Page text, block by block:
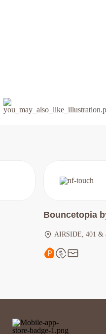
Bouncetopia
AIRSIDE, 401 &